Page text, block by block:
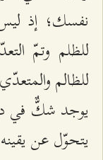
نفسك؛ إذ
للظلم وتمّ
للظالم
يوجد شكٌّ في
يتحوّل عن